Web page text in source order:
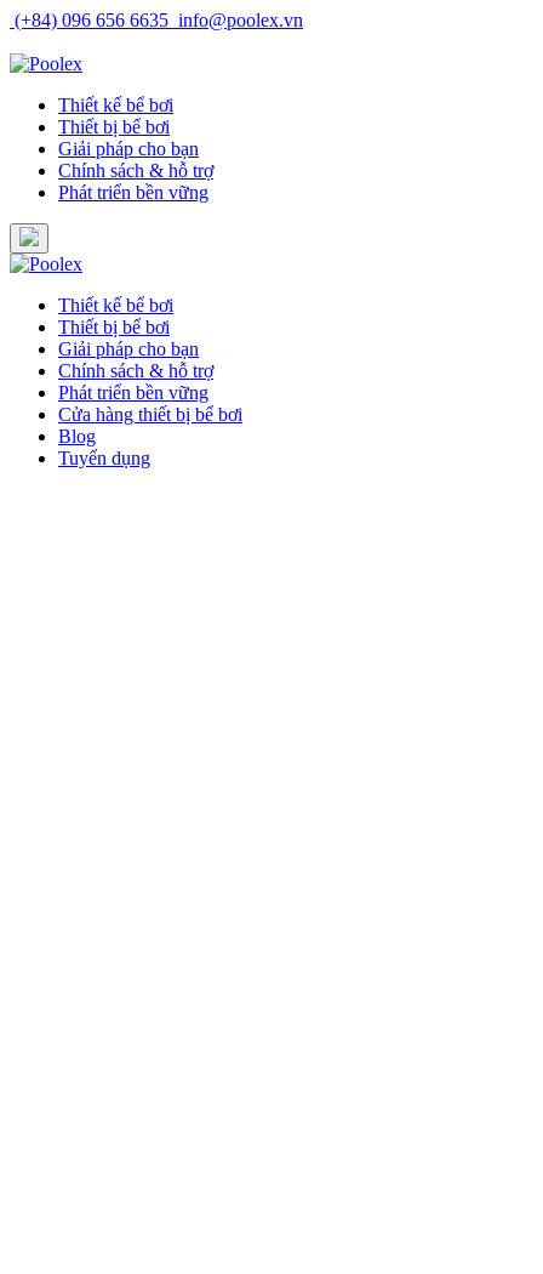
Skip
content
(+84) 096 656 6635 info@poolex.vn
Thiết kế bể bơi
Thiết bị bể bơi
Giải pháp cho bạn
Chính sách & hỗ trợ
Phát triển bền vững
Thiết kế bể bơi
Thiết bị bể bơi
Giải pháp cho bạn
Chính sách & hỗ trợ
Phát triển bền vững
Cửa hàng thiết bị bể bơi
Blog
Tuyển dụng